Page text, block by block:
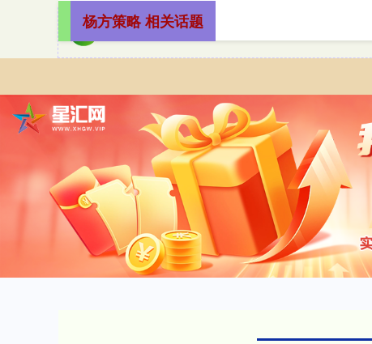
杨方策略 相关话题